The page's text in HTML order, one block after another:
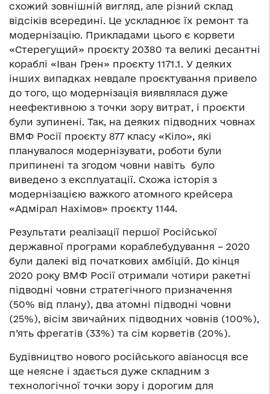
схожий зовнішній вигляд, але різний склад
відсіків всередині. Це ускладнює їх ремонт та
модернізацію. Прикладами цього є корвети
«Стерегущий» проєкту 20380 та великі десантні
кораблі «Іван Грен» проєкту 1171.1. У деяких
інших випадках невдале проєктування привело
до того, що модернізація виявлялася дуже
неефективною з точки зору витрат, і проєкти
були зупинені. Так, на деяких підводних човнах
ВМФ Росії проєкту 877 класу «Кіло», які
планувалося модернізувати, роботи були
припинені та згодом човни навіть було
виведено з експлуатації. Схожа історія з
модернізацією важкого атомного крейсера
«Адмірал Нахімов» проєкту 1144.
Результати реалізації першої Російської
державної програми кораблебудування – 2020
були далекі від початкових амбіцій. До кінця
2020 року ВМФ Росії отримали чотири ракетні
підводні човни стратегічного призначення
(50% від плану), два атомні підводні човни
(25%), вісім звичайних підводних човнів (100%),
п’ять фрегатів (33%) та сім корветів (20%).
Будівництво нового російського авіаносця все
ще неясне і здається дуже складним з
технологічної точки зору і дорогим для